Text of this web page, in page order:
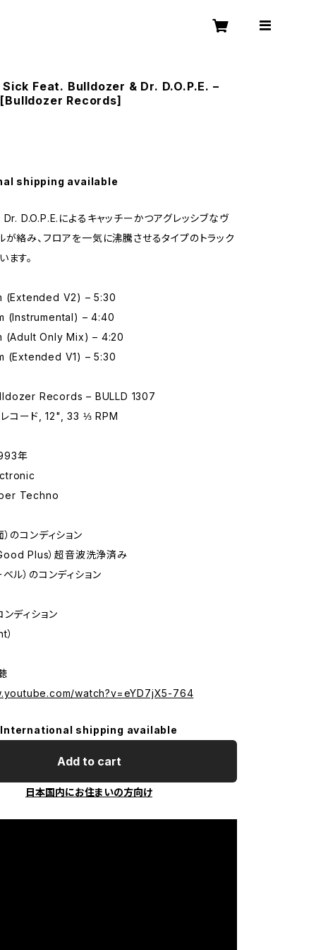
Feat. Bulldozer & Dr. D.O.P.E. –
Records]
shipping available
D.O.P.E.によるキャッチーかつアグレッシブなヴ
が絡み、フロアを一気に沸騰させるタイプのトラック
ます。
(Extended V2) – 5:30
(Instrumental) – 4:40
(Adult Only Mix) – 4:20
(Extended V1) – 5:30
Records – BULLD 1307
レコード, 12", 33 ⅓ RPM
年
Techno
のコンディション
Plus）超音波洗浄済み
ル）のコンディション
ンディション
watch?v=eYD7jX5-764
International shipping available
Add to cart
日本国内にお住まいの方向け